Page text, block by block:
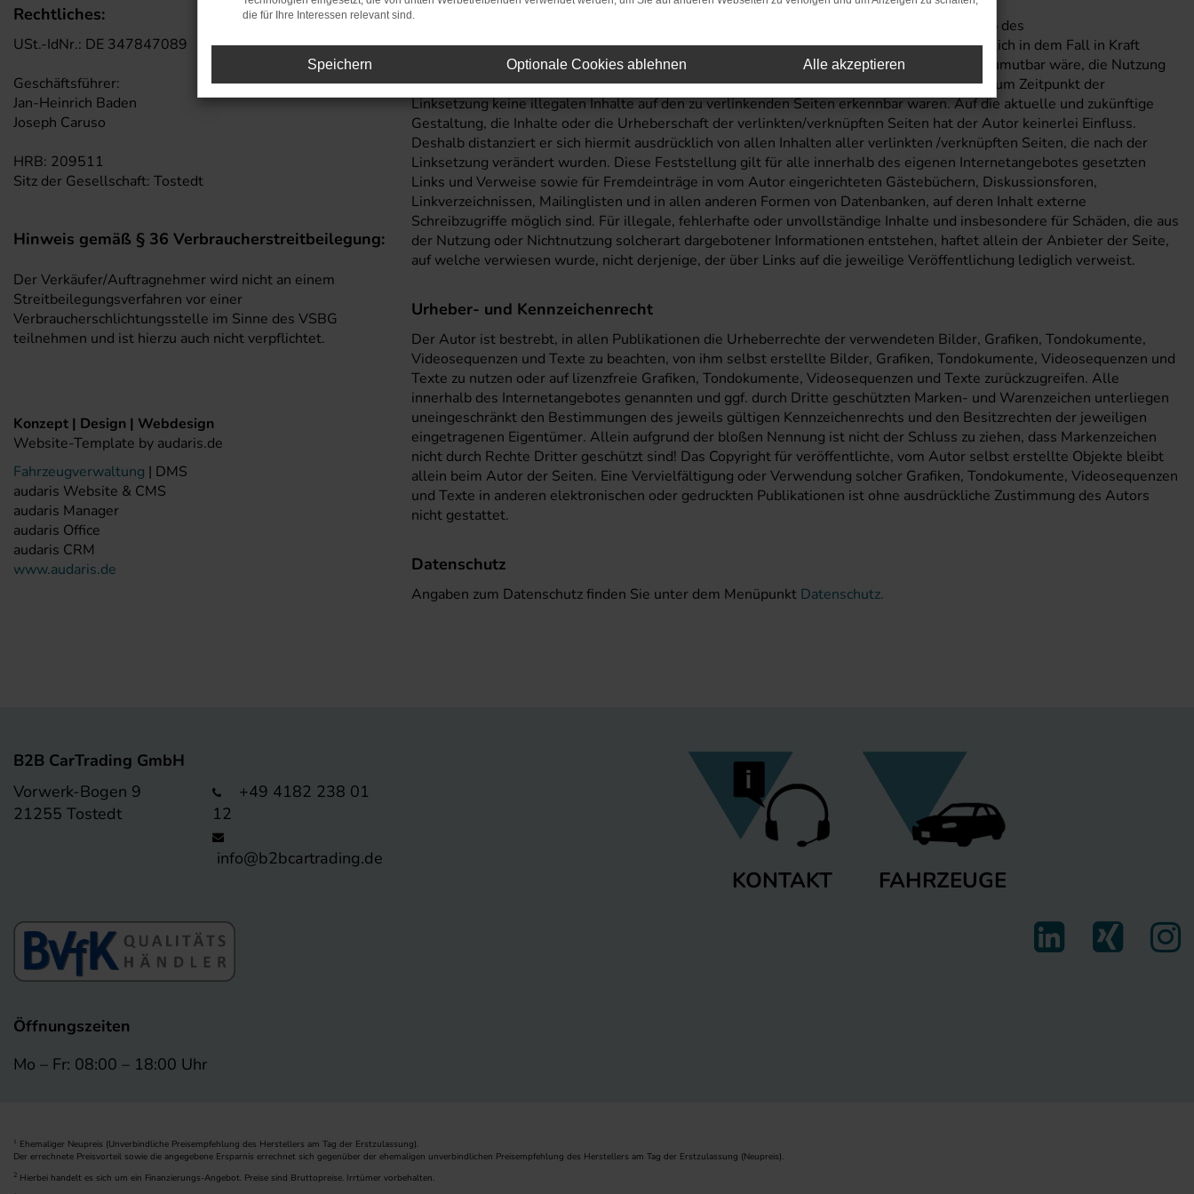
Rechtliches:
USt.-IdNr.: DE 347847089
Geschäftsführer:
Jan-Heinrich Baden
Joseph Caruso
HRB: 209511
Sitz der Gesellschaft: Tostedt
Hinweis gemäß § 36 Verbraucherstreitbeilegung:
Der Verkäufer/Auftragnehmer wird nicht an einem
Streitbeilegungsverfahren vor einer
Verbraucherschlichtungsstelle im Sinne des VSBG
teilnehmen und ist hierzu auch nicht verpflichtet.
Konzept | Design | Webdesign
Website-Template by audaris.de
Fahrzeugverwaltung | DMS
audaris Website & CMS
audaris Manager
audaris Office
audaris CRM
www.audaris.de
Bei direkten oder indirekten Verweisen auf fremde Webseiten (“Hyperlinks”), die außerhalb des
Verantwortungsbereiches des Autors liegen, würde eine Haftungsverpflichtung ausschließlich in dem Fall in Kraft
treten, in dem der Autor von den Inhalten Kenntnis hat und es ihm technisch möglich und zumutbar wäre, die Nutzung
im Falle rechtswidriger Inhalte zu verhindern. Der Autor erklärt hiermit ausdrücklich, dass zum Zeitpunkt der
Linksetzung keine illegalen Inhalte auf den zu verlinkenden Seiten erkennbar waren. Auf die aktuelle und zukünftige
Gestaltung, die Inhalte oder die Urheberschaft der verlinkten/verknüpften Seiten hat der Autor keinerlei Einfluss.
Deshalb distanziert er sich hiermit ausdrücklich von allen Inhalten aller verlinkten /verknüpften Seiten, die nach der
Linksetzung verändert wurden. Diese Feststellung gilt für alle innerhalb des eigenen Internetangebotes gesetzten
Links und Verweise sowie für Fremdeinträge in vom Autor eingerichteten Gästebüchern, Diskussionsforen,
Linkverzeichnissen, Mailinglisten und in allen anderen Formen von Datenbanken, auf deren Inhalt externe
Schreibzugriffe möglich sind. Für illegale, fehlerhafte oder unvollständige Inhalte und insbesondere für Schäden, die aus
der Nutzung oder Nichtnutzung solcherart dargebotener Informationen entstehen, haftet allein der Anbieter der Seite,
auf welche verwiesen wurde, nicht derjenige, der über Links auf die jeweilige Veröffentlichung lediglich verweist.
Urheber- und Kennzeichenrecht
Der Autor ist bestrebt, in allen Publikationen die Urheberrechte der verwendeten Bilder, Grafiken, Tondokumente,
Videosequenzen und Texte zu beachten, von ihm selbst erstellte Bilder, Grafiken, Tondokumente, Videosequenzen und
Texte zu nutzen oder auf lizenzfreie Grafiken, Tondokumente, Videosequenzen und Texte zurückzugreifen. Alle
innerhalb des Internetangebotes genannten und ggf. durch Dritte geschützten Marken- und Warenzeichen unterliegen
uneingeschränkt den Bestimmungen des jeweils gültigen Kennzeichenrechts und den Besitzrechten der jeweiligen
eingetragenen Eigentümer. Allein aufgrund der bloßen Nennung ist nicht der Schluss zu ziehen, dass Markenzeichen
nicht durch Rechte Dritter geschützt sind! Das Copyright für veröffentlichte, vom Autor selbst erstellte Objekte bleibt
allein beim Autor der Seiten. Eine Vervielfältigung oder Verwendung solcher Grafiken, Tondokumente, Videosequenzen
und Texte in anderen elektronischen oder gedruckten Publikationen ist ohne ausdrückliche Zustimmung des Autors
nicht gestattet.
Datenschutz
Angaben zum Datenschutz finden Sie unter dem Menüpunkt Datenschutz.
B2B CarTrading GmbH
Vorwerk-Bogen 9
21255 Tostedt
+49 4182 238 01
12
info@b2bcartrading.de
Öffnungszeiten
Mo – Fr: 08:00 – 18:00 Uhr
KONTAKT FAHRZEUGE
1
Ehemaliger Neupreis (Unverbindliche Preisempfehlung des Herstellers am Tag der Erstzulassung).
Der errechnete Preisvorteil sowie die angegebene Ersparnis errechnet sich gegenüber der ehemaligen unverbindlichen Preisempfehlung des Herstellers am Tag der Erstzulassung (Neupreis).
2 Hierbei handelt es sich um ein Finanzierungs-Angebot. Preise sind Bruttopreise. Irrtümer vorbehalten.
die für Ihre Interessen relevant sind.
Speichern Optionale Cookies ablehnen Alle akzeptieren